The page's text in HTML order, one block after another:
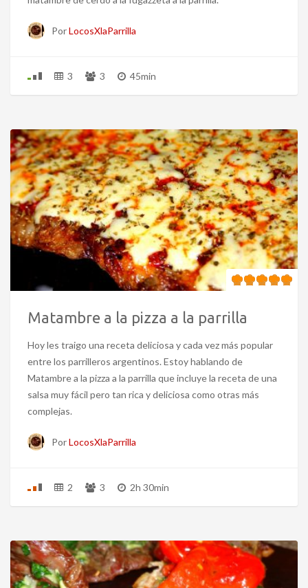
PorLocosXlaParrilla
3 3 45min
Matambre a la pizza a la parrilla
Hoy les traigo una receta deliciosa y cada vez más popular
entre los parrilleros argentinos. Estoy hablando de
Matambre a la pizza a la parrilla que incluye la receta de una
salsa muy fácil pero tan rica y deliciosa como otras más
complejas.
PorLocosXlaParrilla
2 3 2h 30min